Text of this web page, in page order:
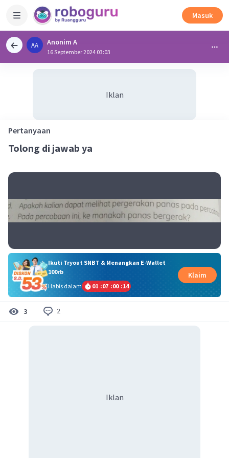
Masuk
AA Anonim A
16 September 2024 03:03
Iklan
Pertanyaan
Tolong di jawab ya
Ikuti Tryout SNBT & Menangkan E-Wallet
100rb
Habis dalam
01 :07 :00 :13
Klaim
3 2
Iklan